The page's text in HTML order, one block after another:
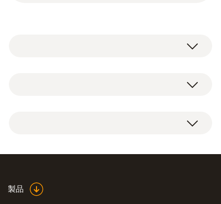
場合アップグレード用COセンサの購入が必
要です。
製品